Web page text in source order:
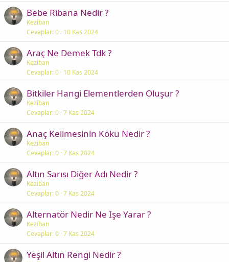
Bebe Ribana Nedir ?
Keziban
Cevaplar 0 10 Kas 2024
Araç Ne Demek Tdk ?
Keziban
Cevaplar 0 10 Kas 2024
Bitkiler Hangi Elementlerden Oluşur ?
Keziban
Cevaplar 0 7 Kas 2024
Anaç Kelimesinin Kökü Nedir ?
Keziban
Cevaplar 0 7 Kas 2024
Altın Sarısı Diğer Adı Nedir ?
Keziban
Cevaplar 0 7 Kas 2024
Alternatör Nedir Ne Işe Yarar ?
Keziban
Cevaplar 0 7 Kas 2024
Yeşil Altın Rengi Nedir ?